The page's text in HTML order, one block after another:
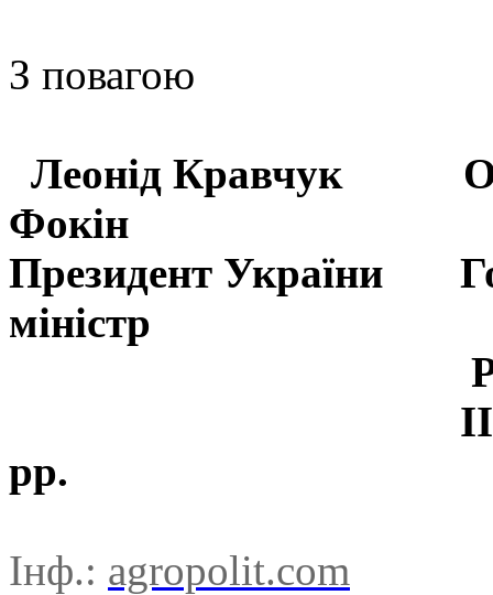
З повагою
Леонід Кравчук
Фокін
Президент України
міністр
Ради
IІ і V
рр.
Інф.: agropolit.com